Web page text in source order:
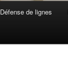
Défense de lignes